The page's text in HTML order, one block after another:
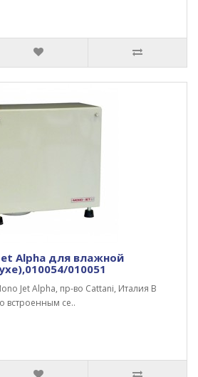
Alpha для влажной
010051
Jet Alpha, пр-во Cattani, Италия В
встроенным се..